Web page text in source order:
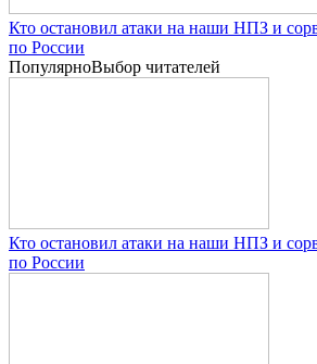
Кто остановил атаки на наши НПЗ и
по России
ПопулярноВыбор читателей
Кто остановил атаки на наши НПЗ и
по России